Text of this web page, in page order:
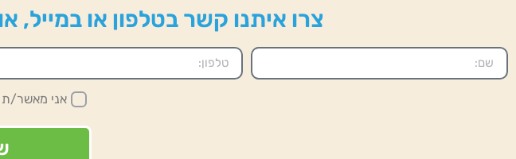
צרו איתנו קשר בטלפון או במייל,
אני מאשר/